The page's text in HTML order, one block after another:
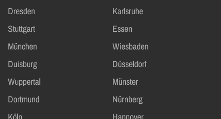
Dresden
Karlsruhe
Stuttgart
Essen
München
Wiesbaden
Duisburg
Düsseldorf
Wuppertal
Münster
Dortmund
Nürnberg